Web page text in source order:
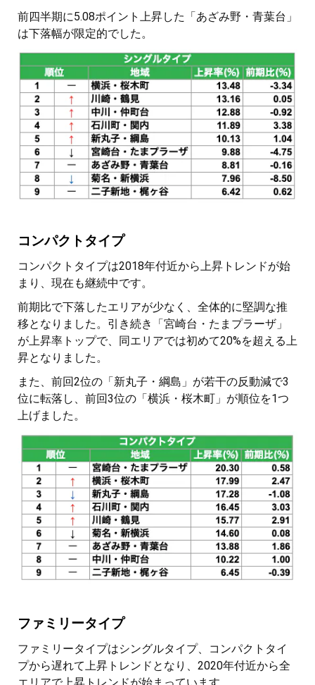
前四半期に5.08ポイント上昇した「あざみ野・青葉台」
は下落幅が限定的でした。
コンパクトタイプ
コンパクトタイプは2018年付近から上昇トレンドが始
まり、現在も継続中です。
前期比で下落したエリアが少なく、全体的に堅調な推
移となりました。引き続き「宮崎台・たまプラーザ」
が上昇率トップで、同エリアでは初めて20%を超える上
昇となりました。
また、前回2位の「新丸子・綱島」が若干の反動減で3
位に転落し、前回3位の「横浜・桜木町」が順位を1つ
上げました。
ファミリータイプ
ファミリータイプはシングルタイプ、コンパクトタイ
プから遅れて上昇トレンドとなり、2020年付近から全